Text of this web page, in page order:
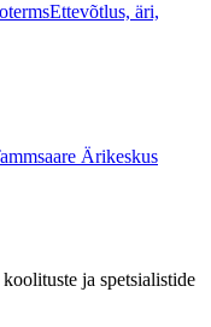
Ettevõtlus, äri,
Ärikeskus
ja spetsialistide